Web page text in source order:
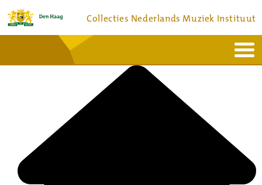
Collecties Nederlands Muziek Instituut
Bronnen en collecties